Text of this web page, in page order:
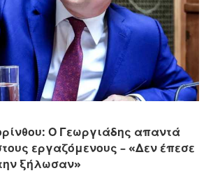
Ο Γεωργιάδης απαντά
εργαζόμενους – «Δεν έπεσε
ξήλωσαν»